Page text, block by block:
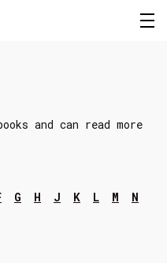
and can read more
G H J K L M
N